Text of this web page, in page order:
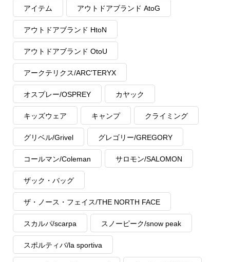
アイテム アウトドアブランド AtoG
アウトドアブランド HtoN
アウトドアブランド OtoU
アークテリクス/ARC'TERYX
オスプレー/OSPREY カヤック
キッズウェア キャンプ クライミング
グリベル/Grivel グレゴリー/GREGORY
コールマン/Coleman サロモン/SALOMON
ザック・バッグ
ザ・ノース・フェイス/THE NORTH FACE
スカルパ/scarpa スノーピーク/snow peak
スポルティバ/la sportiva